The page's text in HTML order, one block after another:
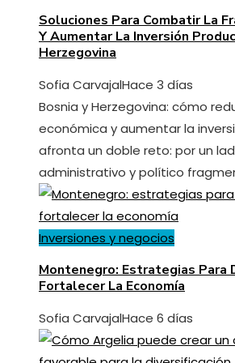
Soluciones Para Combatir La
Y Aumentar La Inversión
Herzegovina
Sofia CarvajalHace 3 días
Bosnia y Herzegovina: cómo
económica y aumentar la
afronta un doble reto: por un
administrativo y político
Inversiones y negocios
Montenegro: Estrategias Para
Fortalecer La Economía
Sofia CarvajalHace 6 días